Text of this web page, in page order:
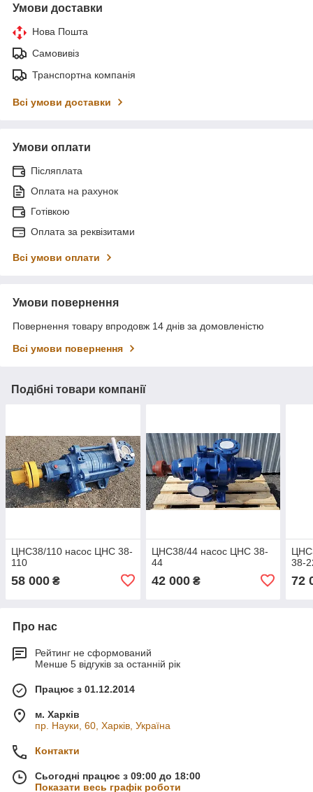
Умови доставки
Нова Пошта
Самовивіз
Транспортна компанія
Всі умови доставки
Умови оплати
Післяплата
Оплата на рахунок
Готівкою
Оплата за реквізитами
Всі умови оплати
Умови повернення
Повернення товару впродовж 14 днів за домовленістю
Всі умови повернення
Подібні товари компанії
ЦНС38/110 насос ЦНС 38-
110
58 000 ₴
ЦНС38/44 насос ЦНС 38-
44
42 000₴
38-
72
Про нас
Рейтинг не сформований
Менше 5 відгуків за останній рік
Працює з 01.12.2014
м. Харків
пр. Науки, 60, Харків, Україна
Контакти
Сьогодні працює з 09:00 до 18:00
Показати весь графік роботи